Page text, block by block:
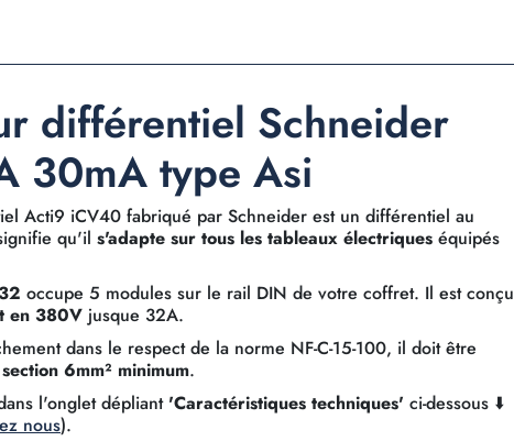
différentiel Schneider
30mA type Asi
Acti9 iCV40 fabriqué par Schneider est un différentiel au
qu'ils'adapte sur tous les tableaux électriques équipés
occupe 5 modules sur le rail DIN de votre coffret. Il est conçu
en 380V jusque 32A.
dans le respect de la norme NF-C-15-100, il doit être
section 6mm² minimum.
l'onglet dépliant 'Caractéristiques techniques' ci-dessous ⬇️
nous).